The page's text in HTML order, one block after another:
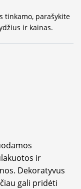
tinkamo, parašykite
ir kainas.
ir
Dekoratyvus
gali pridėti